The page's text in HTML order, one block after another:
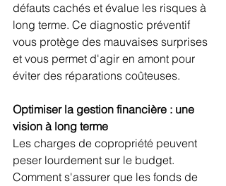
défauts cachés et évalue les risques à
long terme. Ce diagnostic préventif
vous protège des mauvaises surprises
et vous permet d'agir en amont pour
éviter des réparations coûteuses.
Optimiser la gestion financière : une
vision à long terme
Les charges de copropriété peuvent
peser lourdement sur le budget.
Comment s'assurer que les fonds de